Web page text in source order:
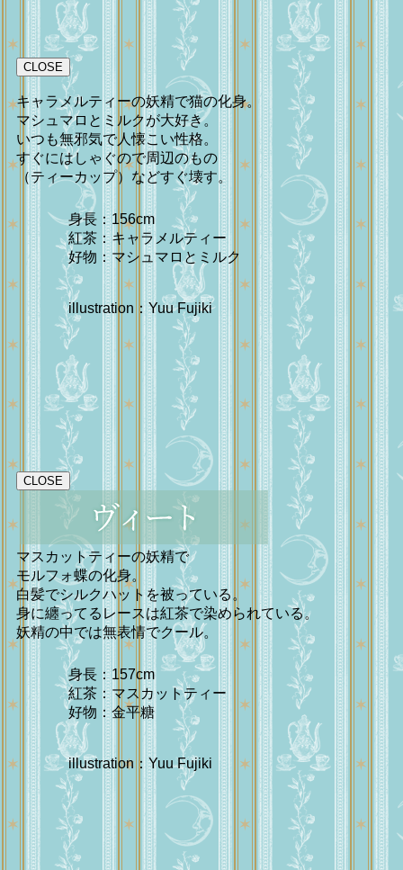
CLOSE
キャラメルティーの妖精で猫の化身。
マシュマロとミルクが大好き。
いつも無邪気で人懐こい性格。
すぐにはしゃぐので周辺のもの
（ティーカップ）などすぐ壊す。
身長：156cm
紅茶：キャラメルティー
好物：マシュマロとミルク
illustration：Yuu Fujiki
CLOSE
マスカットティーの妖精で
モルフォ蝶の化身。
白髪でシルクハットを被っている。
身に纏ってるレースは紅茶で染められている。
妖精の中では無表情でクール。
身長：157cm
紅茶：マスカットティー
好物：金平糖
illustration：Yuu Fujiki